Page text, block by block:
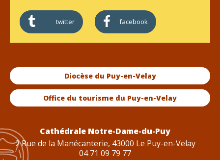
twitter facebook
Diocèse du Puy-en-Velay
Office du tourisme du Puy-en-Velay
Cathédrale Notre-Dame-du-Puy
2 Rue de la Manécanterie, 43000 Le Puy-en-Velay
04 71 09 79 77